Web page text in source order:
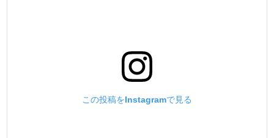
この投稿をInstagramで見る